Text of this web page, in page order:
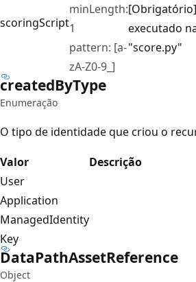
scoringScript
minLength:
1
pattern: [a-
zA-Z0-9_]
executado
"score.py"
createdByType
Enumeração
O tipo de identidade que criou o
Valor
Descrição
User
Application
ManagedIdentity
Key
DataPathAssetReference
Object